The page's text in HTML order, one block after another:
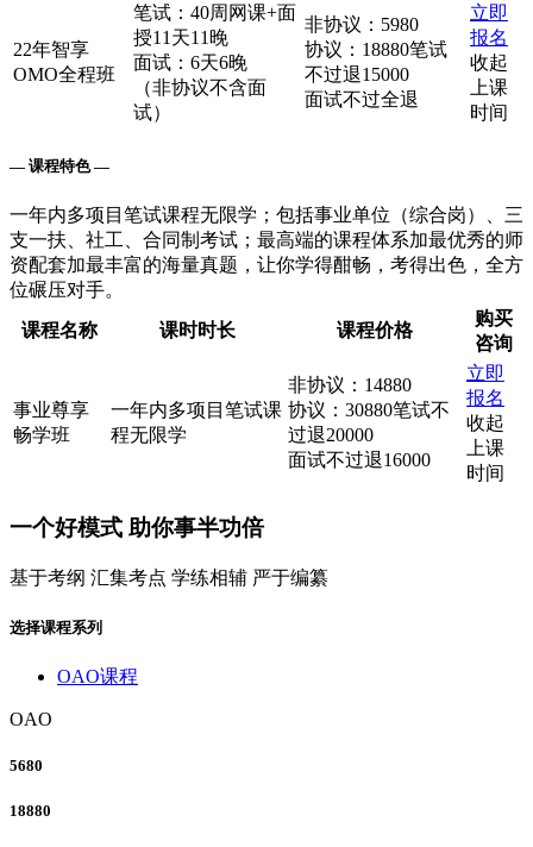
22年智享
OMO全程班
笔试：40周网课+面
授11天11晚
面试：6天6晚
（非协议不含面
试）
非协议：5980
协议：18880笔试
不过退15000
面试不过全退
立即
报名
收起
上课
时间
— 课程特色 —
一年内多项目笔试课程无限学；包括事业单位（综合岗）、三
支一扶、社工、合同制考试；最高端的课程体系加最优秀的师
资配套加最丰富的海量真题，让你学得酣畅，考得出色，全方
位碾压对手。
课程名称
课时时长 课程价格
购买
咨询
事业尊享
畅学班
一年内多项目笔试课
程无限学
非协议：14880
协议：30880笔试不
过退20000
面试不过退16000
立即
报名
收起
上课
时间
一个好模式 助你事半功倍
基于考纲 汇集考点 学练相辅 严于编纂
选择课程系列
OAO课程
OAO
5680
18880